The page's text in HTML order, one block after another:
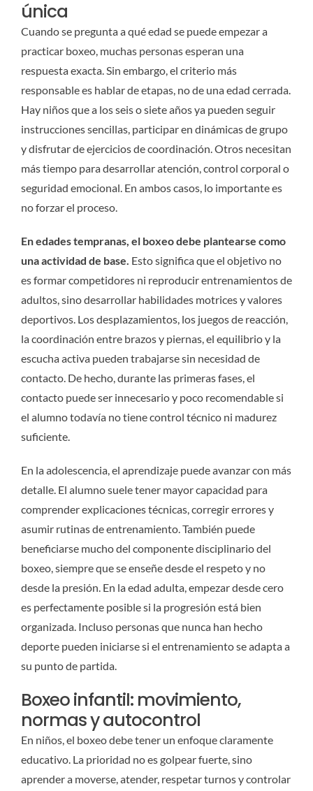
única
Cuando se pregunta a qué edad se puede empezar a
practicar boxeo, muchas personas esperan una
respuesta exacta. Sin embargo, el criterio más
responsable es hablar de etapas, no de una edad cerrada.
Hay niños que a los seis o siete años ya pueden seguir
instrucciones sencillas, participar en dinámicas de grupo
y disfrutar de ejercicios de coordinación. Otros necesitan
más tiempo para desarrollar atención, control corporal o
seguridad emocional. En ambos casos, lo importante es
no forzar el proceso.
En edades tempranas, el boxeo debe plantearse como
una actividad de base. Esto significa que el objetivo no
es formar competidores ni reproducir entrenamientos de
adultos, sino desarrollar habilidades motrices y valores
deportivos. Los desplazamientos, los juegos de reacción,
la coordinación entre brazos y piernas, el equilibrio y la
escucha activa pueden trabajarse sin necesidad de
contacto. De hecho, durante las primeras fases, el
contacto puede ser innecesario y poco recomendable si
el alumno todavía no tiene control técnico ni madurez
suficiente.
En la adolescencia, el aprendizaje puede avanzar con más
detalle. El alumno suele tener mayor capacidad para
comprender explicaciones técnicas, corregir errores y
asumir rutinas de entrenamiento. También puede
beneficiarse mucho del componente disciplinario del
boxeo, siempre que se enseñe desde el respeto y no
desde la presión. En la edad adulta, empezar desde cero
es perfectamente posible si la progresión está bien
organizada. Incluso personas que nunca han hecho
deporte pueden iniciarse si el entrenamiento se adapta a
su punto de partida.
Boxeo infantil: movimiento,
normas y autocontrol
En niños, el boxeo debe tener un enfoque claramente
educativo. La prioridad no es golpear fuerte, sino
aprender a moverse, atender, respetar turnos y controlar